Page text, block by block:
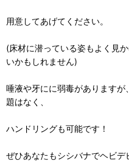
用意してあげてください。
(床材に潜っている姿もよく見
いかもしれません)
唾液や牙にに弱毒があります
題はなく、
ハンドリングも可能です！
ぜひあなたもシシバナでヘビデ